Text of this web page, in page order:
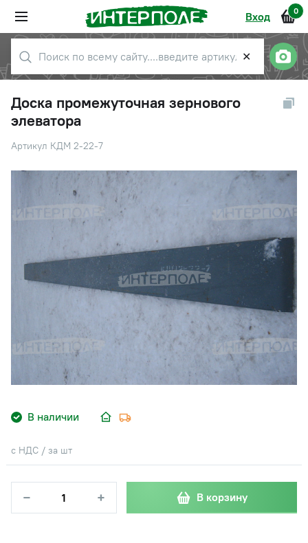
Вход 0
✕
Доска промежуточная зернового
элеватора
Артикул КДМ 2-22-7
В наличии
с НДС / за шт
− + В корзину